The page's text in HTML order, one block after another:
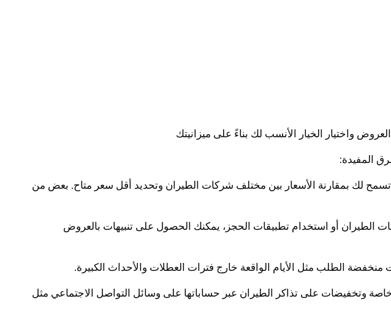
واختيار الخيار الأنسب لك بناءً على ميزانيتك
المفيدة:
تسمح لك بمقارنة الأسعار بين مختلف شركات الطيران وتحديد أقل سعر متاح. بعض من
الطيران أو استخدام تطبيقات الحجز، يمكنك الحصول على تنبيهات بالعروض
وتخفيضات على تذاكر الطيران عبر حساباتها على وسائل التواصل الاجتماعي مثل